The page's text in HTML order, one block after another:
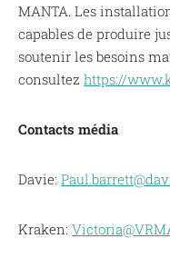
MANTA. Les
capables de produire
soutenir les besoins
consultezhttps://
Contacts média
Davie:
Kraken: